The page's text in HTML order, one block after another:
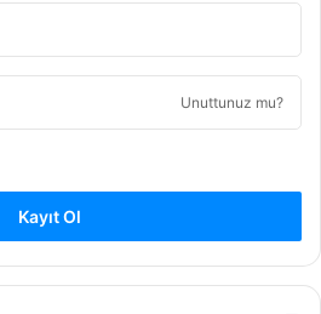
Unuttunuz mu?
Kayıt Ol